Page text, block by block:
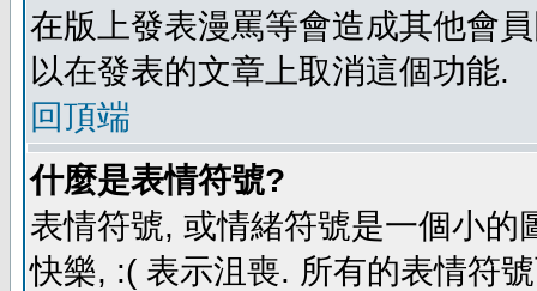
在版上發表漫罵等會造成其他會
以在發表的文章上取消這個功能.
回頂端
什麼是表情符號?
表情符號, 或情緒符號是一個小
快樂, :( 表示沮喪. 所有的表情符